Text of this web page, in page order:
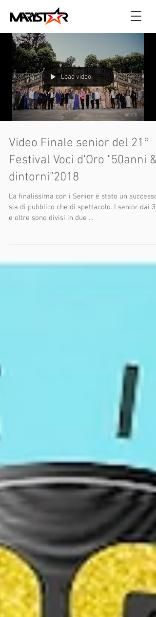
Load video
Video Finale senior del 21°
Festival Voci d'Oro "50anni &
dintorni"2018
La finalissima con i Senior è stato un successo
sia di pubblico che di spettacolo. I senior dai 39
e oltre sono divisi in due ...